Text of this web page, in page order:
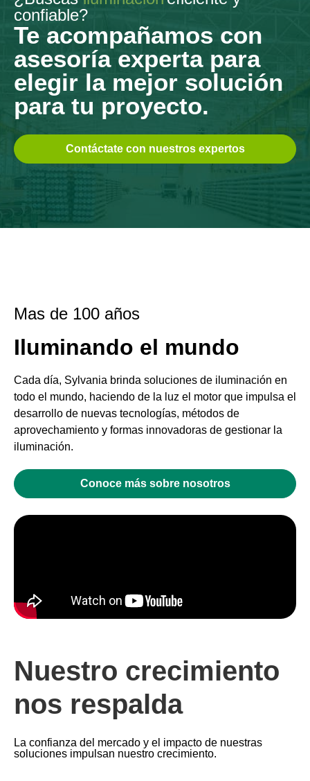
confiable?
Te acompañamos con
asesoría experta para
elegir la mejor solución
para tu proyecto.
Contáctate con nuestros expertos
Mas de 100 años
Iluminando el mundo
Cada día, Sylvania brinda soluciones de iluminación en
todo el mundo, haciendo de la luz el motor que impulsa el
desarrollo de nuevas tecnologías, métodos de
aprovechamiento y formas innovadoras de gestionar la
iluminación.
Conoce más sobre nosotros
Nuestro crecimiento
nos respalda
La confianza del mercado y el impacto de nuestras
soluciones impulsan nuestro crecimiento.